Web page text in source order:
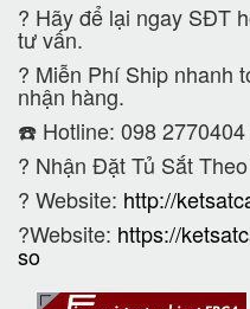
? Hãy để lại ngay SĐT
tư vấn.
? Miễn Phí Ship nhanh
nhận hàng.
☎️ Hotline: 098
? Nhận Đặt Tủ Sắt
? Website: http://
?Website: https://
so